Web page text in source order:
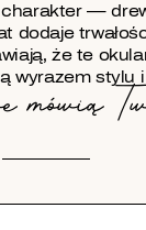
—
dodaje
że te
wyrazem stylu i
mówią